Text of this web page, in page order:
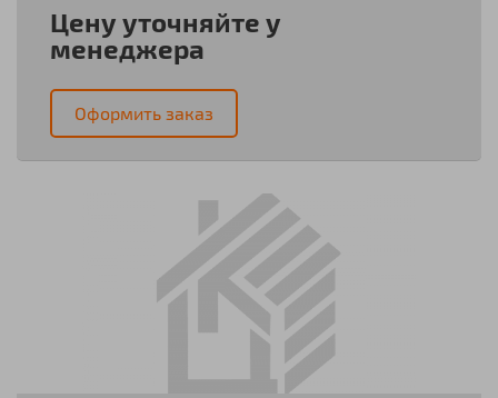
Цену уточняйте у
менеджера
Оформить заказ